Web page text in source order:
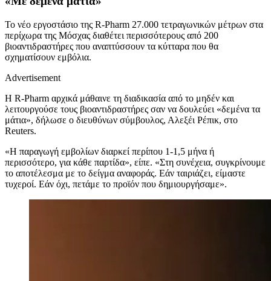
Το νέο εργοστάσιο της R-Pharm 27.000 τετραγωνικών μέτρων στα
περίχωρα της Μόσχας διαθέτει περισσότερους από 200
βιοαντιδραστήρες που αναπτύσσουν τα κύτταρα που θα
σχηματίσουν εμβόλια.
Advertisement
Η R-Pharm αρχικά μάθαινε τη διαδικασία από το μηδέν και
λειτουργούσε τους βιοαντιδραστήρες σαν να δουλεύει «δεμένα τα
μάτια», δήλωσε ο διευθύνων σύμβουλος, Αλεξέι Ρέπικ, στο
Reuters.
«Η παραγωγή εμβολίων διαρκεί περίπου 1-1,5 μήνα ή
περισσότερο, για κάθε παρτίδα», είπε. «Στη συνέχεια, συγκρίνουμε
το αποτέλεσμα με το δείγμα αναφοράς. Εάν ταιριάζει, είμαστε
τυχεροί. Εάν όχι, πετάμε το προϊόν που δημιουργήσαμε».